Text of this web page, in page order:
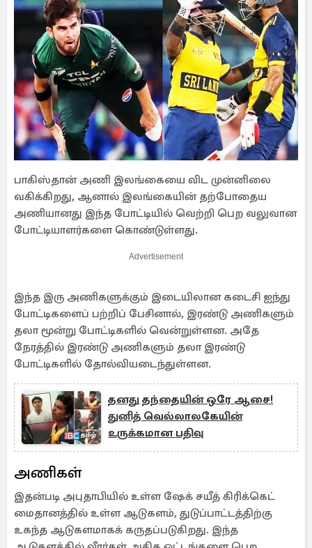
பாகிஸ்தான் அணி இலங்கையை விட முன்னிலை
வகிக்கிறது, ஆனால் இலங்கையின் தற்போதைய
அணியானது இந்த போட்டியில் வெற்றி பெற வலுவான
போட்டியாளர்களை கொண்டுள்ளது.
Advertisement
இந்த இரு அணிகளுக்கும் இடையிலான கடைசி ஐந்து
போட்டிகளைப் பற்றிப் பேசினால், இரண்டு அணிகளும்
தலா மூன்று போட்டிகளில் வென்றுள்ளன. அதே
நேரத்தில் இரண்டு அணிகளும் தலா இரண்டு
போட்டிகளில் தோல்வியடைந்துள்ளன.
தனது தந்தையின் ஒரே ஆசை!
துனித் வெல்லாலகேயின்
உருக்கமான பதிவு
அணிகள்
இதன்படி அபுதாபியில் உள்ள ஷேக் சயீத் கிரிக்கெட்
மைதானத்தில் உள்ள ஆடுகளம், துடுப்பாட்டத்திற்கு
உகந்த ஆடுகளமாகக் கருதப்படுகிறது. இந்த